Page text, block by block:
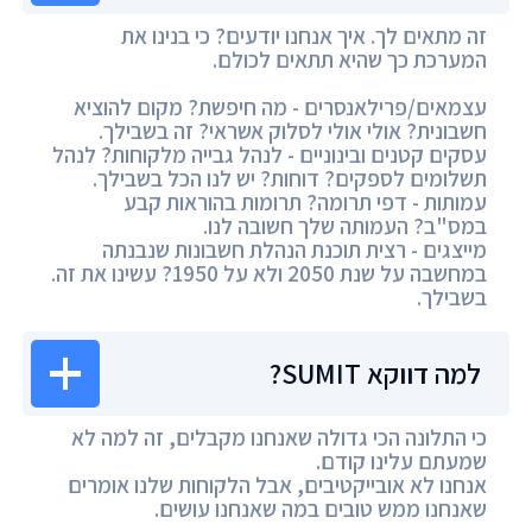
זה מתאים לך. איך אנחנו יודעים? כי בנינו את
המערכת כך שהיא תתאים לכולם.
עצמאים/פרילאנסרים - מה חיפשת? מקום להוציא
חשבונית? אולי אולי לסלוק אשראי? זה בשבילך.
עסקים קטנים ובינוניים - לנהל גבייה מלקוחות? לנהל
תשלומים לספקים? דוחות? יש לנו הכל בשבילך.
עמותות - דפי תרומה? תרומות בהוראות קבע
במס"ב? העמותה שלך חשובה לנו.
מייצגים - רצית תוכנת הנהלת חשבונות שנבנתה
במחשבה על שנת 2050 ולא על 1950? עשינו את זה.
בשבילך.
למה דווקא SUMIT?
כי התלונה הכי גדולה שאנחנו מקבלים, זה למה לא
שמעתם עלינו קודם.
אנחנו לא אובייקטיבים, אבל הלקוחות שלנו אומרים
שאנחנו ממש טובים במה שאנחנו עושים.